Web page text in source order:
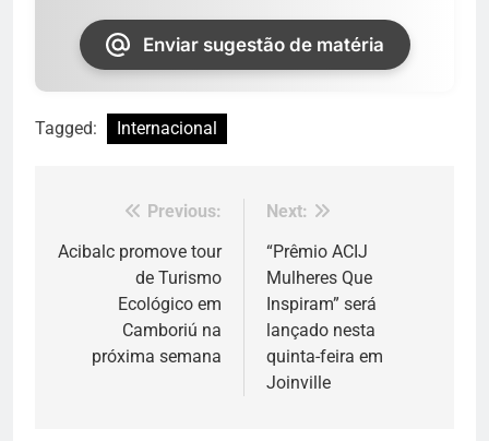
Enviar sugestão de matéria
Tagged: Internacional
Navegação
de
Previous:
Acibalc promove tour
de Turismo
Ecológico em
Camboriú na
próxima semana
Next:
“Prêmio ACIJ
Mulheres Que
Inspiram” será
lançado nesta
quinta-feira em
Joinville